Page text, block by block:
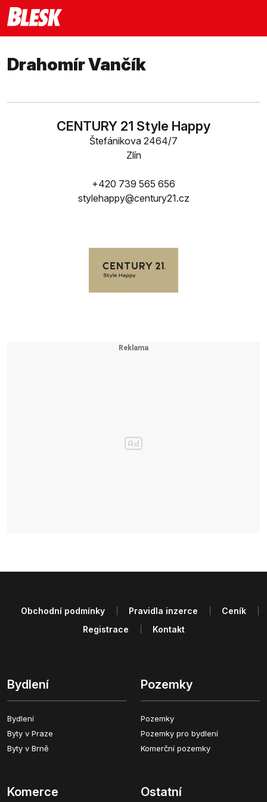
Drahomír Vančík
CENTURY 21 Style Happy
Štefánikova 2464/7
Zlín
+420 739 565 656
stylehappy@century21.cz
Bydlení
Bydlení
Byty v Praze
Byty v Brně
Pozemky
Pozemky
Pozemky pro bydlení
Komerční pozemky
Komerce Ostatní
Obchodní podmínky Pravidla inzerce
Ceník
Registrace
Kontakt